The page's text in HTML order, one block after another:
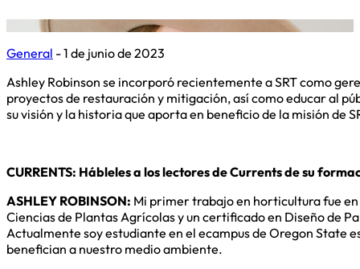
General - 1 de junio de 2023
Ashley Robinson se incorporó recientemente a SRT como
proyectos de restauración y mitigación, así como educar al
su visión y la historia que aporta en beneficio de la misión
CURRENTS: Hábleles a los lectores de Currents de su
ASHLEY ROBINSON: Mi primer trabajo en horticultura fue en
Ciencias de Plantas Agrícolas y un certificado en Diseño de
Actualmente soy estudiante en el ecampus de Oregon State
benefician a nuestro medio ambiente.